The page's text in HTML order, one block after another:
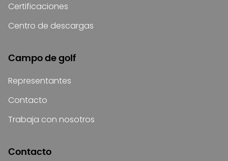
Certificaciones
Centro de descargas
Campo de golf
Representantes
Contacto
Trabaja con nosotros
Contacto